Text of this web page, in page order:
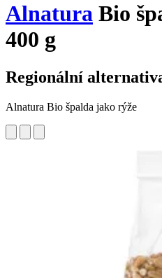
Alnatura Bio
400 g
Regionální
Alnatura Bio špalda jako rýže